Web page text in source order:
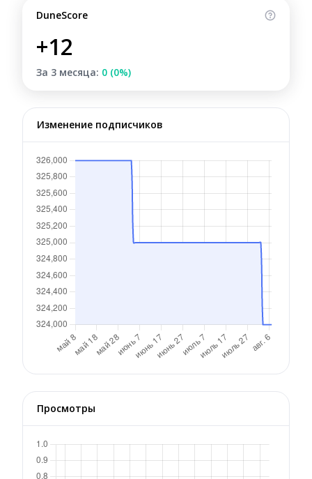
DuneScore
+12
За 3 месяца: 0 (0%)
Изменение подписчиков
Просмотры